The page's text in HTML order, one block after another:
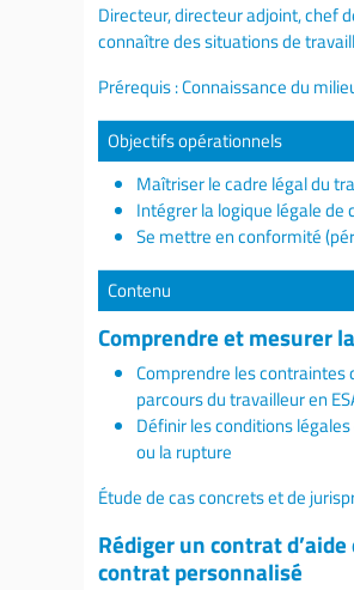
Directeur, directeur adjoint, chef
connaître des situations de
Prérequis : Connaissance du
Objectifs opérationnels
Maîtriser le cadre légal du
Intégrer la logique légale
Se mettre en conformité
Contenu
Comprendre et mesurer
Comprendre les contraintes
parcours du travailleur en
Définir les conditions
ou la rupture
Étude de cas concrets et de
Rédiger un contrat
contrat personnalisé